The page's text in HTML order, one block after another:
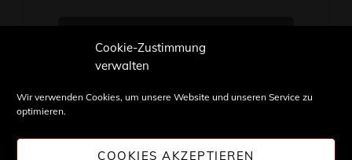
Cookie-Zustimmung
verwalten
Wir verwenden Cookies, um unsere Website und unseren Service zu
optimieren.
COOKIES AKZEPTIEREN
Cookies zu akzeptieren und
diesen Inhalt zu aktivieren